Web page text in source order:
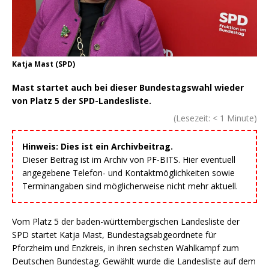
Katja Mast (SPD)
Mast startet auch bei dieser Bundestagswahl wieder
von Platz 5 der SPD-Landesliste.
(Lesezeit: < 1 Minute)
Hinweis: Dies ist ein Archivbeitrag.
Dieser Beitrag ist im Archiv von PF-BITS. Hier eventuell
angegebene Telefon- und Kontaktmöglichkeiten sowie
Terminangaben sind möglicherweise nicht mehr aktuell.
Vom Platz 5 der baden-württembergischen Landesliste der
SPD startet Katja Mast, Bundestagsabgeordnete für
Pforzheim und Enzkreis, in ihren sechsten Wahlkampf zum
Deutschen Bundestag. Gewählt wurde die Landesliste auf dem